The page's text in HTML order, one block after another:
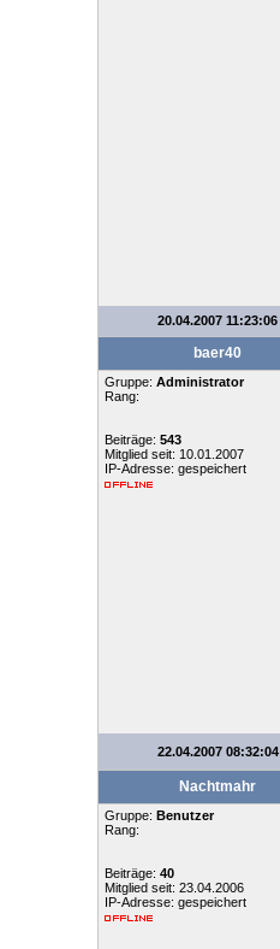
20.04.2007 11:23:06
baer40
Gruppe: Administrator
Rang:
Beiträge: 543
Mitglied seit: 10.01.2007
IP-Adresse: gespeichert
22.04.2007 08:32:04
Nachtmahr
Gruppe: Benutzer
Rang:
Beiträge: 40
Mitglied seit: 23.04.2006
IP-Adresse: gespeichert